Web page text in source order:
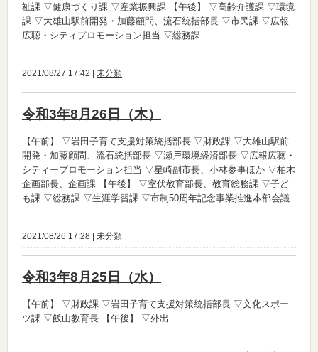
祉課 ▽健康づくり課 ▽産業振興課 【午後】
▽高齢介護課 ▽環境
課 ▽大雄山駅前開発・加藤顧問、流石統括部長 ▽市民課 ▽広報
広聴・シティプロモーション担当 ▽総務課
2021/08/27 17:42 | 未分類
令和3年8月26日（木）
【午前】
▽岩田子育て支援対策統括部長 ▽財政課 ▽大雄山駅前
開発・加藤顧問、流石統括部長 ▽瀬戸環境経済部長 ▽広報広聴・
シティープロモーション担当 ▽星崎副市長、小林参事ほか ▽柏木
企画部長、企画課 【午後】
▽室伏教育部長、教育総務課 ▽子ど
も課 ▽総務課 ▽生涯学習課 ▽市制50周年記念事業推進本部会議
2021/08/26 17:28 | 未分類
令和3年8月25日（水）
【午前】
▽財政課 ▽岩田子育て支援対策統括部長 ▽文化スポー
ツ課 ▽飯山教育長 【午後】 ▽外出